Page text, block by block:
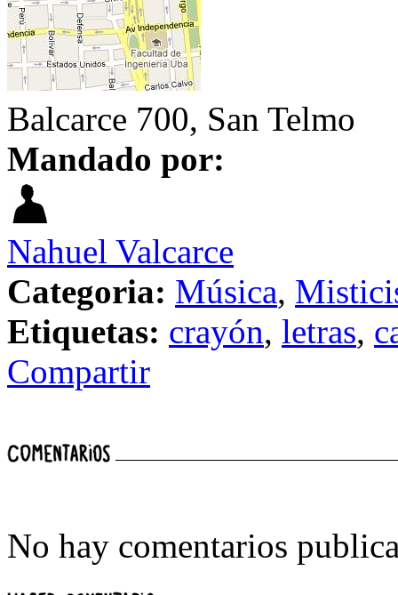
Balcarce 700, San Telmo
Mandado por:
Nahuel Valcarce
Categoria: Música,
Etiquetas: crayón, letras,
Compartir
No hay comentarios